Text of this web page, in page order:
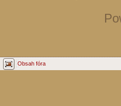
Obsah fóra